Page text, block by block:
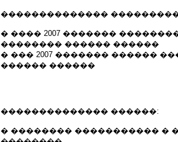
��������������
���������� �� � �� ߻, �������������
�������� ������ ������
� ��� 2007 ������� ������
������ ������
�������������� ������:
� �������� ����������� �